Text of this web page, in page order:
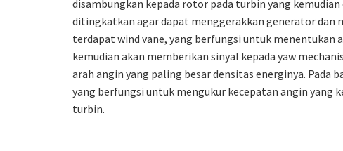
disambungkan kepada rotor pada turbin yang
ditingkatkan agar dapat menggerakkan generator dan
terdapat wind vane, yang berfungsi untuk menentukan
kemudian akan memberikan sinyal kepada yaw
arah angin yang paling besar densitas energinya.
yang berfungsi untuk mengukur kecepatan angin yang
turbin.